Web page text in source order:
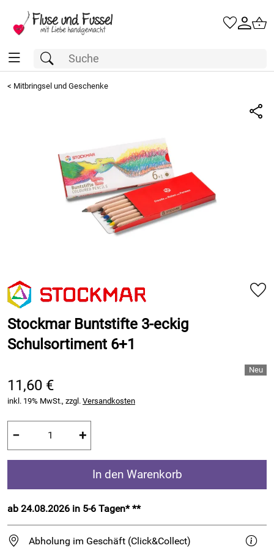
< Mitbringsel und Geschenke
Stockmar Buntstifte 3-eckig
Schulsortiment 6+1
11,60 €
inkl. 19% MwSt., zzgl. Versandkosten
− +
In den Warenkorb
ab 24.08.2026 in 5-6 Tagen* **
Abholung im Geschäft (Click&Collect)